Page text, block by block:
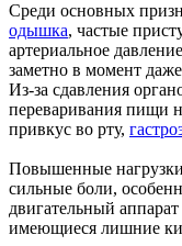
Среди основных
одышка, частые
артериальное
заметно в момент
Из-за сдавления
переваривания пищи
привкус во рту,
Повышенные нагрузки
сильные боли,
двигательный
имеющиеся лишние